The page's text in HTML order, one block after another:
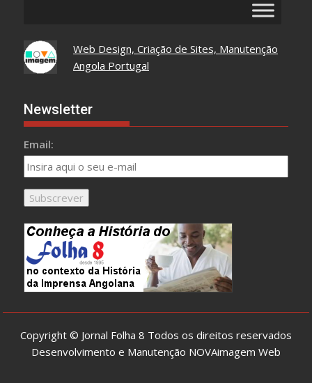
Web Design, Criação de Sites, Manutenção
Angola Portugal
Newsletter
Email:
Copyright © Jornal Folha 8 Todos os direitos reservados
Desenvolvimento e Manutenção NOVAimagem Web